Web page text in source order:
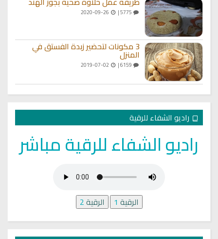
3 مكونات لتحضير زبدة الفستق في
المنزل
راديو الشفاء للرقية
راديو الشفاء للرقية مباشر
الرقية 1 الرقية2